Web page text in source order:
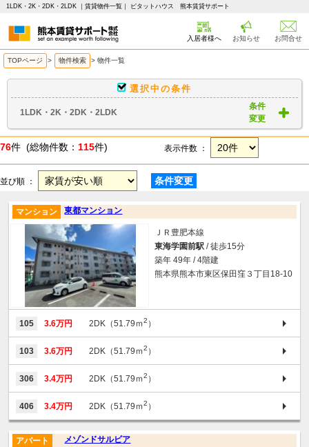
1LDK・2K・2DK・2LDK ｜賃貸物件一覧｜ ピタットハウス 熊本賃貸サポート
入居者様へ お知らせ お問合せ
TOPページ > 物件検索 > 物件一覧
選択中の条件
1LDK・2K・2DK・2LDK
条件
変更
76件 (総物件数： 115件) 表示件数 ：
並び順 ： 条件変更
東都マンション
マンション
ＪＲ豊肥本線
東海学園前駅 / 徒歩15分
築年 49年 / 4階建
熊本県熊本市東区保田窪３丁目18-10
105 3.6万円 2DK（51.79ｍ2 ）
103 3.6万円 2DK（51.79ｍ2 ）
306 3.4万円 2DK（51.79ｍ2 ）
406 3.4万円 2DK（51.79ｍ2 ）
メゾンドサルビア
アパート